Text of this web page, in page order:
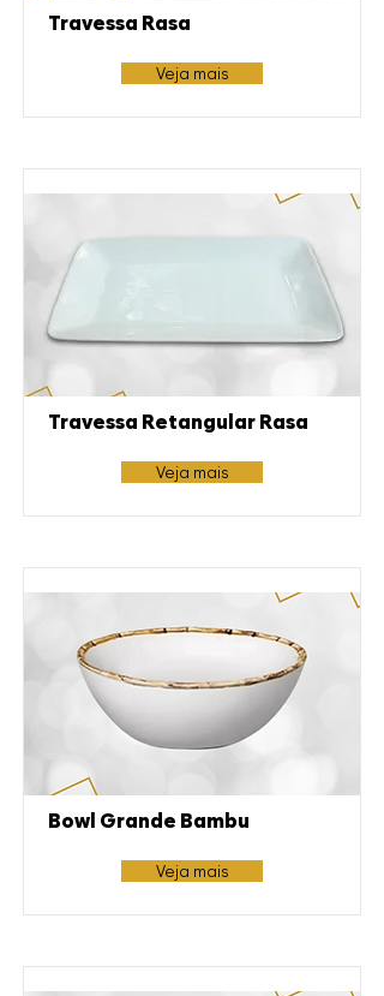
Travessa Rasa
Veja mais
Travessa Retangular Rasa
Veja mais
Bowl Grande Bambu
Veja mais